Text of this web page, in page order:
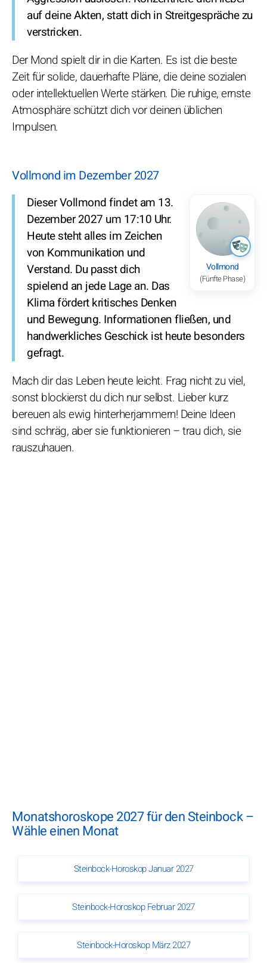
auf deine Akten, statt dich in Streitgespräche zu
verstricken.
Der Mond spielt dir in die Karten. Es ist die beste
Zeit für solide, dauerhafte Pläne, die deine sozialen
oder intellektuellen Werte stärken. Die ruhige, ernste
Atmosphäre schützt dich vor deinen üblichen
Impulsen.
Vollmond im Dezember 2027
Vollmond
(Fünfte Phase)
Dieser Vollmond findet am 13.
Dezember 2027 um 17:10 Uhr.
Heute steht alles im Zeichen
von Kommunikation und
Verstand. Du passt dich
spielend an jede Lage an. Das
Klima fördert kritisches Denken
und Bewegung. Informationen fließen, und
handwerkliches Geschick ist heute besonders
gefragt.
Mach dir das Leben heute leicht. Frag nicht zu viel,
sonst blockierst du dich nur selbst. Lieber kurz
bereuen als ewig hinterherjammern! Deine Ideen
sind schräg, aber sie funktionieren – trau dich, sie
rauszuhauen.
Monatshoroskope 2027 für den Steinbock –
Wähle einen Monat
Steinbock-Horoskop Januar 2027
Steinbock-Horoskop Februar 2027
Steinbock-Horoskop März 2027